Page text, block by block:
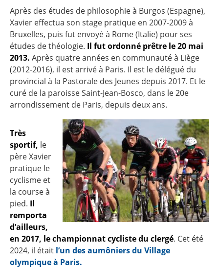
Après des études de philosophie à Burgos (Espagne),
Xavier effectua son stage pratique en 2007-2009 à
Bruxelles, puis fut envoyé à Rome (Italie) pour ses
études de théologie. Il fut ordonné prêtre le 20 mai
2013. Après quatre années en communauté à Liège
(2012-2016), il est arrivé à Paris. Il est le délégué du
provincial à la Pastorale des Jeunes depuis 2017. Et le
curé de la paroisse Saint-Jean-Bosco, dans le 20e
arrondissement de Paris, depuis deux ans.
Très
sportif, le
père Xavier
pratique le
cyclisme et
la course à
pied. Il
remporta
d’ailleurs,
en 2017, le championnat cycliste du clergé. Cet été
2024, il était l’un des aumôniers du Village
olympique à Paris.